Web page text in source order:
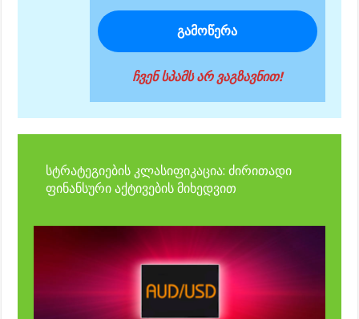
ჩვენ სპამს არ ვაგზავნით!
სტრატეგიების კლასიფიკაცია: ძირითადი
ფინანსური აქტივების მიხედვით